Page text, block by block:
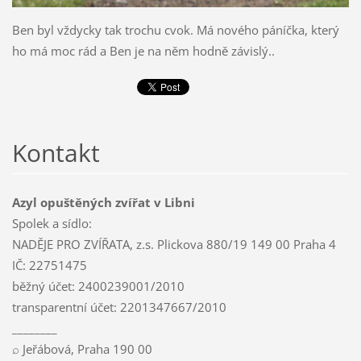
Ben byl vždycky tak trochu cvok. Má nového páníčka, který
ho má moc rád a Ben je na něm hodně závislý..
Kontakt
Azyl opuštěných zvířat v Libni
Spolek a sídlo:
NADĚJE PRO ZVÍŘATA, z.s. Plickova 880/19 149 00 Praha 4
IČ: 22751475
běžný účet: 2400239001/2010
transparentní účet: 2201347667/2010
⌕ Jeřábová, Praha 190 00